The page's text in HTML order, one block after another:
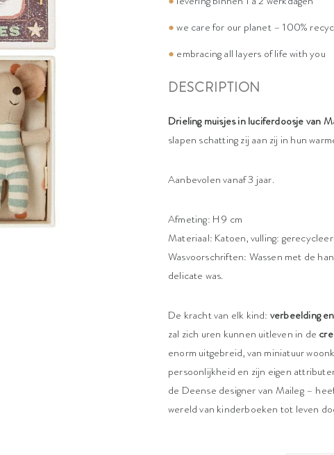
●we care for our planet – 100%
● embracing all layers of life with you
DESCRIPTION
Drieling muisjesin luciferdoosje van
slapen schatting zij aan zij in hun
Aanbevolen vanaf 3 jaar.
Afmeting: H 9 cm
Materiaal: Katoen, vulling:
Wasvoorschriften: Wassen met de
delicate was.
De kracht van elk kind: verbeelding
zal zich uren kunnen uitleven in de
enorm uitgebreid, van miniatuur
persoonlijkheid en zijn eigen
de Deense designer van Maileg –
wereld van kinderboeken tot leven